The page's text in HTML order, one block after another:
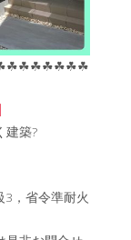
建築?
3，省令準耐火